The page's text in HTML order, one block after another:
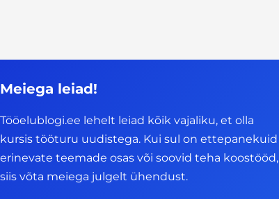
Meiega leiad!
Tööelublogi.ee lehelt leiad kõik vajaliku, et olla
kursis tööturu uudistega. Kui sul on ettepanekuid
erinevate teemade osas või soovid teha koostööd,
siis võta meiega julgelt ühendust.